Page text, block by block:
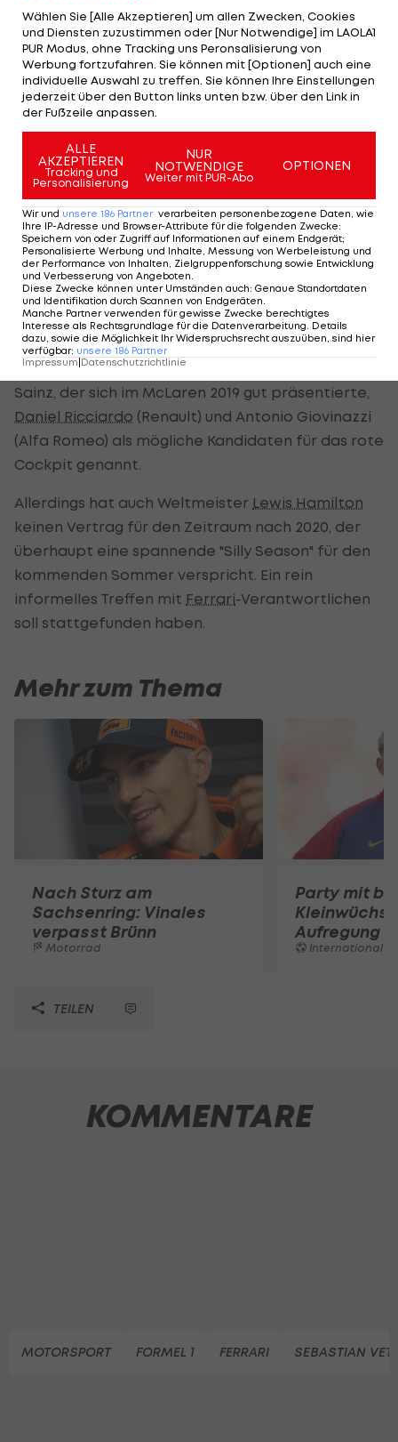
Damit bliebe dem 32-Jährigen in der Saison 2020 -
ferner sie zustande kommt - ein letzter Anlauf
auf den angestrebten Titel mit der Scuderia, von
dem Vettel in den letzten Jahren immer entfernt
Bislang 14 Grand-Prix-Siege aus 99 Rennen
entsprangen der Zusammenarbeit, 2019 wurde
gar der Nummer-1-Status Vettels von Leclerc
angegriffen. Dem aufstrebenden Monegassen
wird wohl die Zukunft beim stolzen Rennstall
gehören.
Wer die Nachfolge beiFerrariantreten könnte, ist
ebenso offen wie eine mögliche neue Formel-1-
Destination für Vettel. Zuletzt wurden Carlos
Sainz, der sich im McLaren 2019 gut präsentierte,
Daniel Ricciardo (Renault) und Antonio Giovinazzi
(Alfa Romeo) als mögliche Kandidaten für das rote
Cockpit genannt.
Allerdings hat auch Weltmeister Lewis Hamilton
keinen Vertrag für den Zeitraum nach 2020, der
überhaupt eine spannende "Silly Season" für den
kommenden Sommer verspricht. Ein rein
informelles Treffen mit Ferrari-Verantwortlichen
soll stattgefunden haben.
Mehr zum Thema
Nach Sturz am
Sachsenring: Vinales
verpasst Brünn
Motorrad
Party mit
Aufregung
International
TEILEN
KOMMENTARE
MOTORSPORT FORMEL 1 FERRARI SEBASTIAN
Wählen Sie [Alle Akzeptieren] um allen Zwecken, Cookies
und Diensten zuzustimmen oder [Nur Notwendige] im LAOLA1
PUR Modus, ohne Tracking uns Peronsalisierung von
Werbung fortzufahren. Sie können mit [Optionen] auch eine
individuelle Auswahl zu treffen. Sie können Ihre Einstellungen
jederzeit über den Button links unten bzw. über den Link in
der Fußzeile anpassen.
ALLE
AKZEPTIEREN
Tracking und
Personalisierung
NUR
NOTWENDIGE
Weiter mit PUR-Abo
OPTIONEN
Wir und unsere 186 Partner verarbeiten personenbezogene Daten, wie
Ihre IP-Adresse und Browser-Attribute für die folgenden Zwecke:
Speichern von oder Zugriff auf Informationen auf einem Endgerät;
Personalisierte Werbung und Inhalte, Messung von Werbeleistung und
der Performance von Inhalten, Zielgruppenforschung sowie Entwicklung
und Verbesserung von Angeboten.
Diese Zwecke können unter Umständen auch: Genaue Standortdaten
und Identifikation durch Scannen von Endgeräten.
Manche Partner verwenden für gewisse Zwecke berechtigtes
Interesse als Rechtsgrundlage für die Datenverarbeitung. Details
dazu, sowie die Möglichkeit Ihr Widerspruchsrecht auszuüben, sind hier
verfügbar: unsere 186 Partner
Impressum Datenschutzrichtlinie